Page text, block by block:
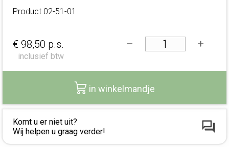
Product 02-51-01
€ 98,50 p.s.
inclusief btw
in winkelmandje
Komt u er niet uit?
Wij helpen u graag verder!